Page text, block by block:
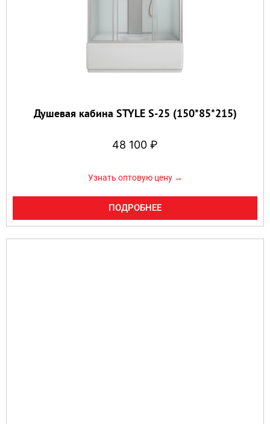
Душевая кабина STYLE S-25 (150*85*215)
48 100 ₽
Узнать оптовую цену →
ПОДРОБНЕЕ